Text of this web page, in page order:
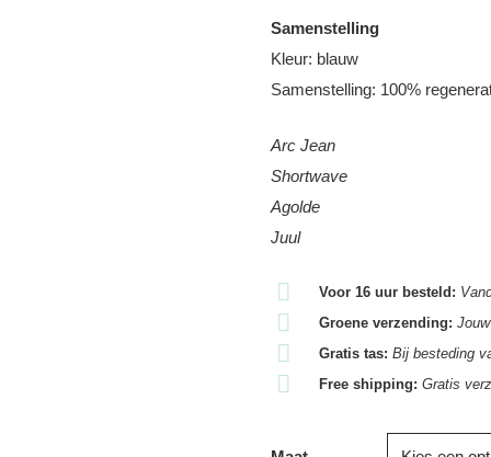
Samenstelling
Kleur: blauw
Samenstelling: 100%
Arc Jean
Shortwave
Agolde
Juul
Voor 16 uur besteld:
Groene verzending:
Gratis tas: Bij besteding
Free shipping: Gratis